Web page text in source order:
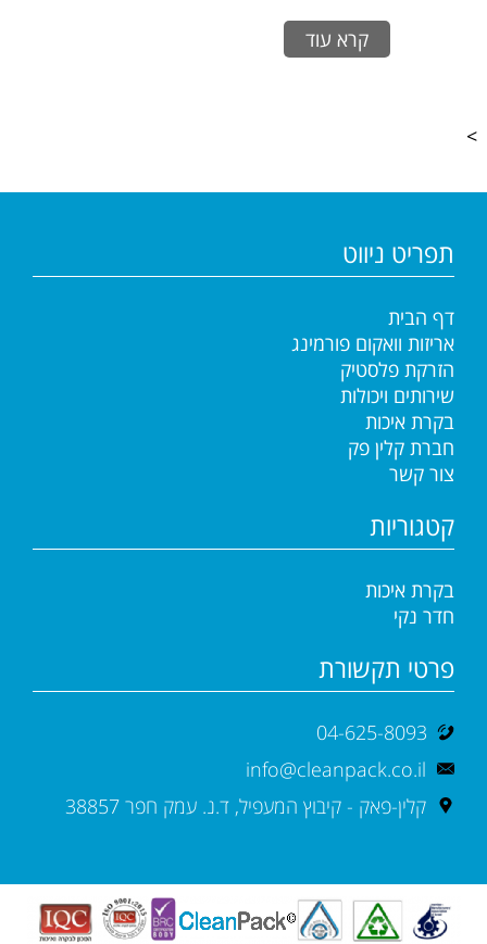
קרא עוד
>
תפריט ניווט
דף הבית
אריזות וואקום פורמינג
הזרקת פלסטיק
שירותים ויכולות
בקרת איכות
חברת קלין פק
צור קשר
קטגוריות
בקרת איכות
חדר נקי
פרטי תקשורת
04-625-8093
info@cleanpack.co.il
קלין-פאק - קיבוץ המעפיל, ד.נ. עמק חפר 38857